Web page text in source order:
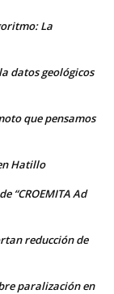
La
datos geológicos
que pensamos
Hatillo
“CROEMITA Ad
reducción de
paralización en